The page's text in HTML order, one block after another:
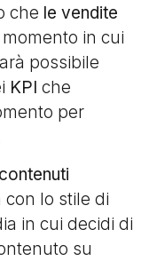
che le vendite
in cui
possibile
KPI che
per
con lo stile di
in cui decidi di
su